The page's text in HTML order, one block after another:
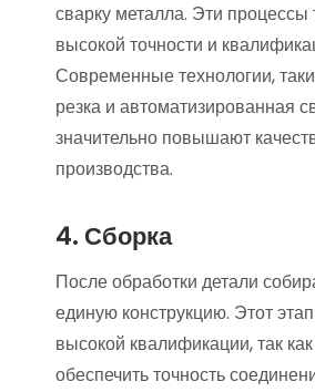
сварку металла. Эти процессы
высокой точности и
Современные технологии,
резка и автоматизированная
значительно повышают
производства.
4. Сборка
После обработки детали
единую конструкцию. Этот
высокой квалификации, так
обеспечить точность